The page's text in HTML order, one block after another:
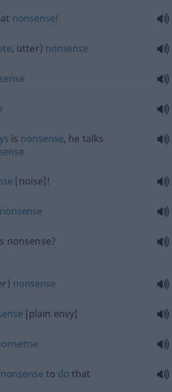
nonsense!
, utter) nonsense
is nonsense, he talks
[noise]!
nonsense
nonsense?
nonsense
[plain envy]
nonsense to do that